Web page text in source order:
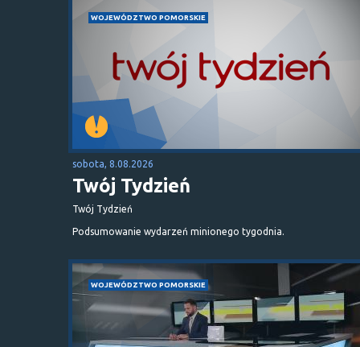
WOJEWÓDZTWO POMORSKIE
sobota, 8.08.2026
Twój Tydzień
Twój Tydzień
Podsumowanie wydarzeń minionego tygodnia.
WOJEWÓDZTWO POMORSKIE